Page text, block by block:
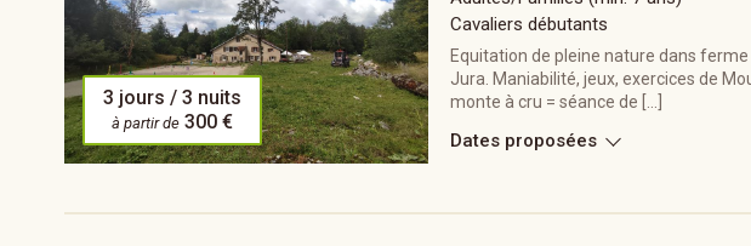
3 jours / 3 nuits
à partir de 300 €
Cavaliers débutants
Equitation de pleine nature dans
Jura. Maniabilité, jeux, exercices de
monte à cru = séance de […]
Dates proposées